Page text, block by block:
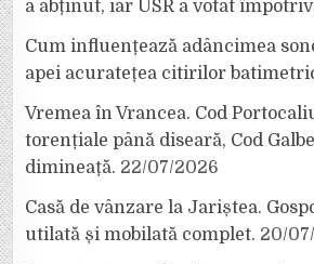
a abținut, iar USR a votat
Cum influențează adâncimea
apei acuratețea citirilor
Vremea în Vrancea. Cod
torențiale până diseară, Cod
dimineață. 22/07/2026
Casă de vânzare la Jariștea.
utilată și mobilată complet. 20/